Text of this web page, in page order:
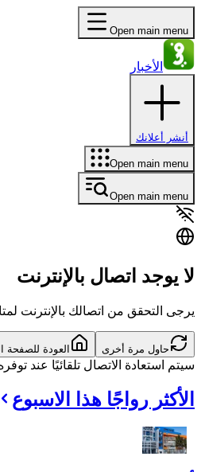
Open main menu
الأخبار
أنشر أعلانك
Open main menu
Open main menu
لا يوجد اتصال بالإنترنت
يرجى التحقق من اتصالك بالإنترنت
جارٍ التحقق من الاتصال...
سيتم استعادة الاتصال تلقائيًا عند
الأكثر رواجًا هذا الاسبوع